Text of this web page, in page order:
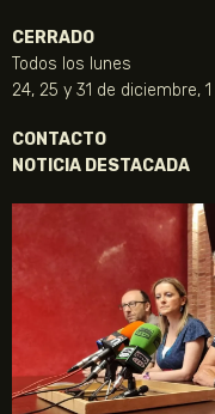
CERRADO
Todos los lunes
24, 25 y 31 de diciembre,
CONTACTO
NOTICIA DESTACADA